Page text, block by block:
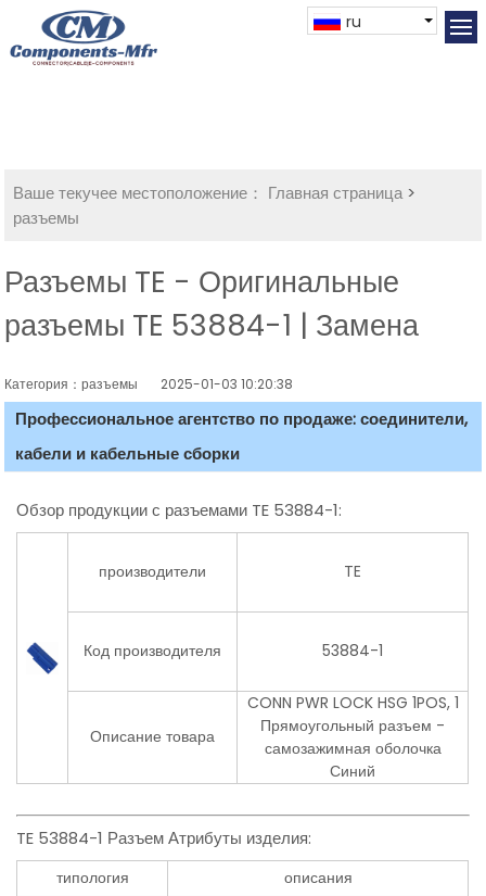
ru
Ваше текучее местоположение： Главная страница>
разъемы
Разъемы TE - Оригинальные
разъемы TE 53884-1 | Замена
Категория：разъемы 2025-01-03 10:20:38
Профессиональное агентство по продаже: соединители,
кабели и кабельные сборки
Обзор продукции с разъемами TE 53884-1:
производители TE
Код производителя 53884-1
Описание товара
CONN PWR LOCK HSG 1POS, 1
Прямоугольный разъем -
самозажимная оболочка
Синий
TE 53884-1 Разъем Атрибуты изделия:
типология описания